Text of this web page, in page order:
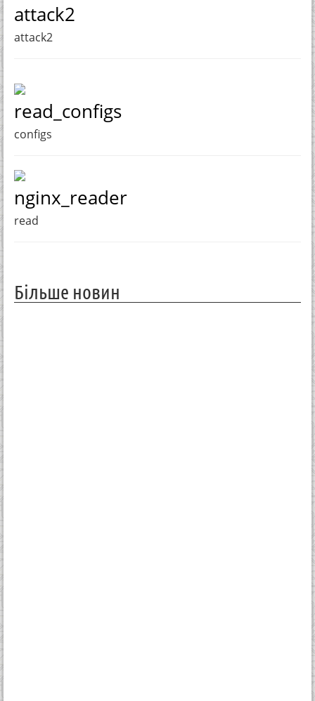
attack2
attack2
read_configs
configs
nginx_reader
read
Більше новин